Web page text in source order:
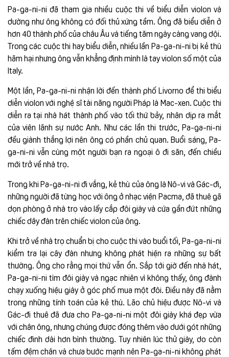
Pa-ga-ni-ni đã tham gia nhiều cuộc thi về biểu diễn violon và
dường như ông không có đối thủ xứng tầm. Ông đã biểu diễn ở
hơn 40 thành phố của châu Âu và tiếng tăm ngày càng vang dội.
Trong các cuộc thi hay biểu diễn, nhiều lần Pa-ga-ni-ni bị kẻ thù
hãm hại nhưng ông vẫn khẳng định mình là tay violon số một của
Italy.
Một lần, Pa-ga-ni-ni nhận lời đến thành phố Livorno để thi biểu
diễn violon với nghệ sĩ tài năng người Pháp là Mac-xen. Cuộc thi
diễn ra tại nhà hát thành phố vào tối thứ bảy, nhân dịp ra mắt
của viên lãnh sự nước Anh. Như các lần thi trước, Pa-ga-ni-ni
đều giành thắng lợi nên ông có phần chủ quan. Buổi sáng, Pa-
ga-ni-ni vẫn cùng một người bạn ra ngoại ô đi săn, đến chiều
mới trở về nhà trọ.
Trong khi Pa-ga-ni-ni đi vắng, kẻ thù của ông là Nô-vi và Gác-đi,
những người đã từng học với ông ở nhạc viện Pacma, đã thuê gã
dọn phòng ở nhà trọ vào lấy cắp đôi giày và cứa gần đứt những
chiếc dây đàn trên chiếc violon của ông.
Khi trở về nhà trọ chuẩn bị cho cuộc thi vào buổi tối, Pa-ga-ni-ni
kiểm tra lại cây đàn nhưng không phát hiện ra những sự bất
thường. Ông cho rằng mọi thứ vẫn ổn. Sắp tới giờ đến nhà hát,
Pa-ga-ni-ni tìm đôi giày và ngạc nhiên vì không thấy, ông đành
chạy xuống hiệu giày ở góc phố mua một đôi. Điều này đã nằm
trong những tính toán của kẻ thù. Lão chủ hiệu được Nô-vi và
Gác-đi thuê đã đưa cho Pa-ga-ni-ni một đôi giày khá đẹp vừa
với chân ông, nhưng chúng được đóng thêm vào dưới gót những
chiếc đinh dài hơn bình thường. Tuy nhiên lúc thử giày, do còn
tấm đệm chân và chưa bước mạnh nên Pa-ga-ni-ni không phát